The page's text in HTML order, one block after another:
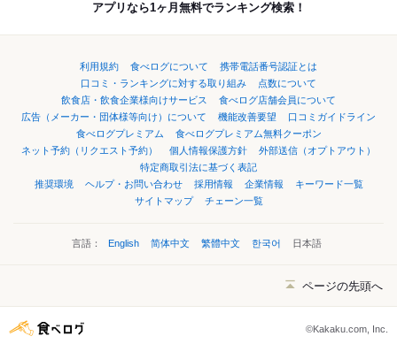
アプリなら1ヶ月無料でランキング検索！
利用規約 食べログについて
携帯電話番号認証とは
口コミ・ランキングに対する取り組み
点数について
飲食店・飲食企業様向けサービス
食べログ店舗会員について
広告（メーカー・団体様等向け）について
機能改善要望
口コミガイドライン
食べログプレミアム
食べログプレミアム無料クーポン
ネット予約（リクエスト予約）
個人情報保護方針
外部送信（オプトアウト）
特定商取引法に基づく表記
推奨環境
ヘルプ・お問い合わせ 採用情報 企業情報
キーワード一覧
サイトマップ
チェーン一覧
言語： English 简体中文 繁體中文 한국어 日本語
ページの先頭へ
©Kakaku.com, Inc.